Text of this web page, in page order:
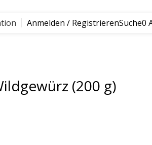
Anmelden / RegistrierenSuche0
(200 g)